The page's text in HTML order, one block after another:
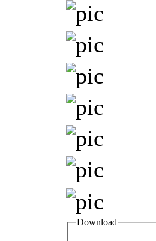
Download